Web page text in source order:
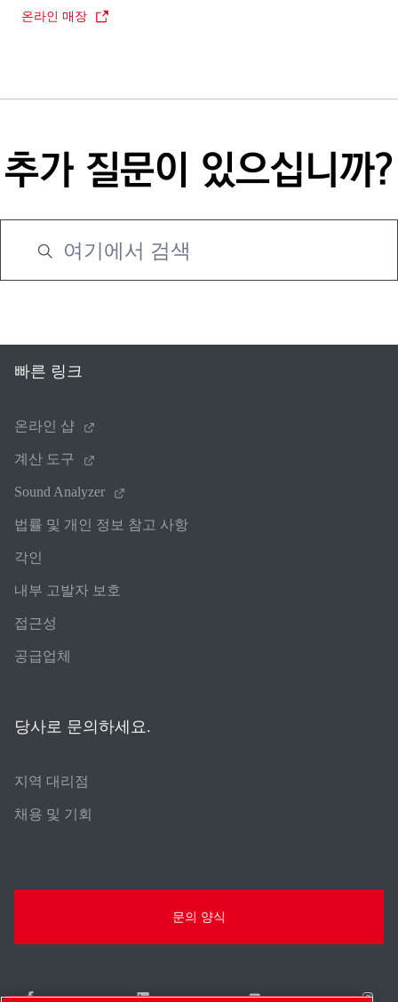
온라인 매장
추가 질문이 있으십니까?
빠른 링크
온라인 샵
계산 도구
Sound Analyzer
법률 및 개인 정보 참고 사항
각인
내부 고발자 보호
접근성
공급업체
당사로 문의하세요.
지역 대리점
채용 및 기회
문의 양식